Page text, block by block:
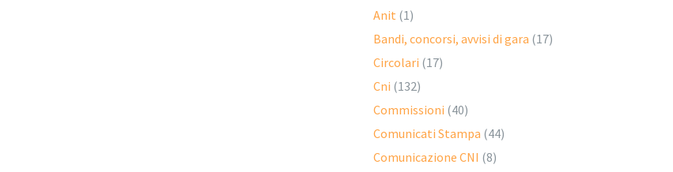
Anit (1)
Bandi, concorsi, avvisi di gara (17)
Circolari (17)
Cni (132)
Commissioni (40)
Comunicati Stampa (44)
Comunicazione CNI (8)